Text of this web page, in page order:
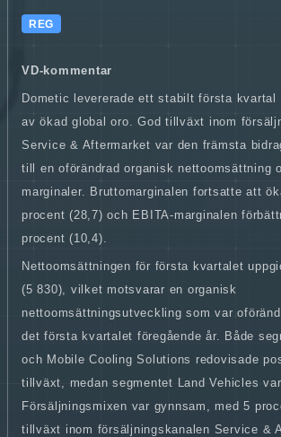
REG
VD-kommentar
Dometic levererade ett stabilt första kvartal
av ökad global oro. God tillväxt inom
Service & Aftermarket var den främsta
till en oförändrad organisk nettoomsättning
marginaler. Bruttomarginalen fortsatte att
procent (28,7) och EBITA-marginalen
procent (10,4).
Nettoomsättningen för första kvartalet
(5 830), vilket motsvarar en organisk
nettoomsättningsutveckling som var
det första kvartalet föregående år. Både
och Mobile Cooling Solutions redovisade
tillväxt, medan segmentet Land Vehicles
Försäljningsmixen var gynnsam, med 5
tillväxt inom försäljningskanalen Service &